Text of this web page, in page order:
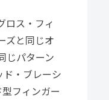
ロス・フィ
ズと同じオ
じパターン
・ブレーシ
フィンガー